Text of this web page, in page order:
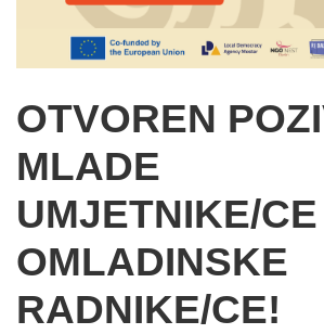
OTVOREN
MLADE
UMJETNIKE/CE
OMLADINSKE
RADNIKE/CE!